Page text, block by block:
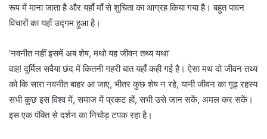
रूप में माना जाता है और यहाँ माँ से शुचिता का आग्रह किया गया है। बहुत पावन
विचारों का यहाँ उद्गम हुआ है।
‘नवनीत नहीं इसमें अब शेष, मथो यह जीवन तथ्य यथा’
वाह! दुर्मिल सवैया छंद में कितनी गहरी बात यहाँ कही गई है। ऐसा मथ दो जीवन तथ्य
को कि सारा नवनीत बाहर आ जाए, भीतर कुछ शेष न रहे, यानी जीवन का गूढ़ रहस्य
सभी कुछ इस विश्व में, समाज में प्रकट हों, सभी उसे जान सकें, अमल कर सकें।
इस एक पंक्ति से दर्शन का निचोड़ टपक रहा है।